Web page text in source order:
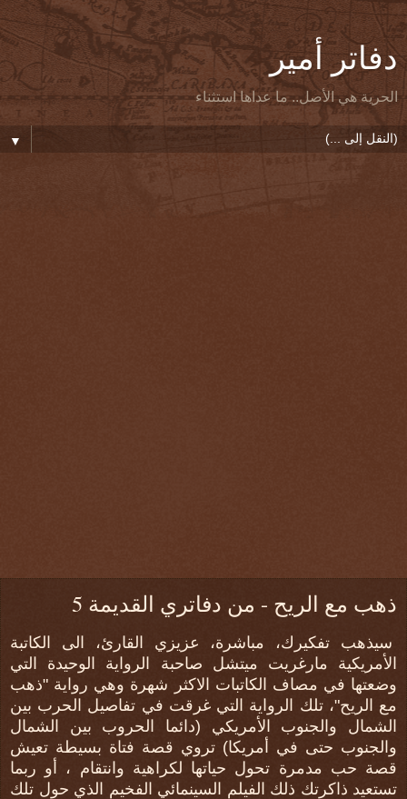
دفاتر أمير
الحرية هي الأصل.. ما عداها استثناء
▼
ذهب مع الريح - من دفاتري القديمة 5
سيذهب تفكيرك، مباشرة، عزيزي القارئ، الى الكاتبة
الأمريكية مارغريت ميتشل صاحبة الرواية الوحيدة التي
وضعتها في مصاف الكاتبات الاكثر شهرة وهي رواية "ذهب
مع الريح"، تلك الرواية التي غرقت في تفاصيل الحرب بين
الشمال والجنوب الأمريكي (دائما الحروب بين الشمال
والجنوب حتى في أمريكا) تروي قصة فتاة بسيطة تعيش
قصة حب مدمرة تحول حياتها لكراهية وانتقام ، أو ربما
تستعيد ذاكرتك ذلك الفيلم السينمائي الفخيم الذي حول تلك